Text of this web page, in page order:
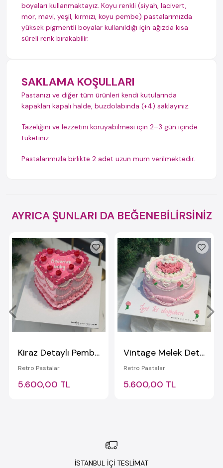
boyaları kullanmaktayız. Koyu renkli (siyah, lacivert,
mor, mavi, yeşil, kırmızı, koyu pembe) pastalarımızda
yüksek pigmentli boyalar kullanıldığı için ağızda kısa
süreli renk bırakabilir.
SAKLAMA KOŞULLARI
Pastanızı ve diğer tüm ürünleri kendi kutularında
kapakları kapalı halde, buzdolabında (+4) saklayınız.
Tazeliğini ve lezzetini koruyabilmesi için 2–3 gün içinde
tüketiniz.
Pastalarımızla birlikte 2 adet uzun mum verilmektedir.
AYRICA ŞUNLARI DA BEĞENEBİLİRSİNİZ
Kiraz Detaylı Pembe Yazılı Vintage Pasta
Retro Pastalar
5.600,00 TL
Vintage Melek Detaylı Pasta 2
Retro Pastalar
5.600,00 TL
İSTANBUL İÇİ TESLİMAT